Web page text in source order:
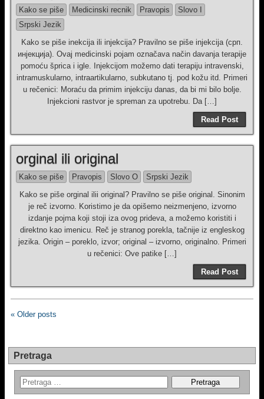
Kako se piše Medicinski recnik Pravopis
Slovo I
Srpski Jezik
Kako se piše inekcija ili injekcija? Pravilno se piše injekcija (срп.
инјекција). Ovaj medicinski pojam označava način davanja terapije
pomoću šprica i igle. Injekcijom možemo dati terapiju intravenski,
intramuskularno, intraartikularno, subkutano tj. pod kožu itd. Primeri
u rečenici: Moraću da primim injekciju danas, da bi mi bilo bolje.
Injekcioni rastvor je spreman za upotrebu. Da […]
Read Post
orginal ili original
Kako se piše Pravopis Slovo O
Srpski Jezik
Kako se piše orginal ilii original? Pravilno se piše original. Sinonim
je reč izvorno. Koristimo je da opišemo neizmenjeno, izvorno
izdanje pojma koji stoji iza ovog prideva, a možemo koristiti i
direktno kao imenicu. Reč je stranog porekla, tačnije iz engleskog
jezika. Origin – poreklo, izvor; original – izvorno, originalno. Primeri
u rečenici: Ove patike […]
Read Post
« Older posts
Pretraga